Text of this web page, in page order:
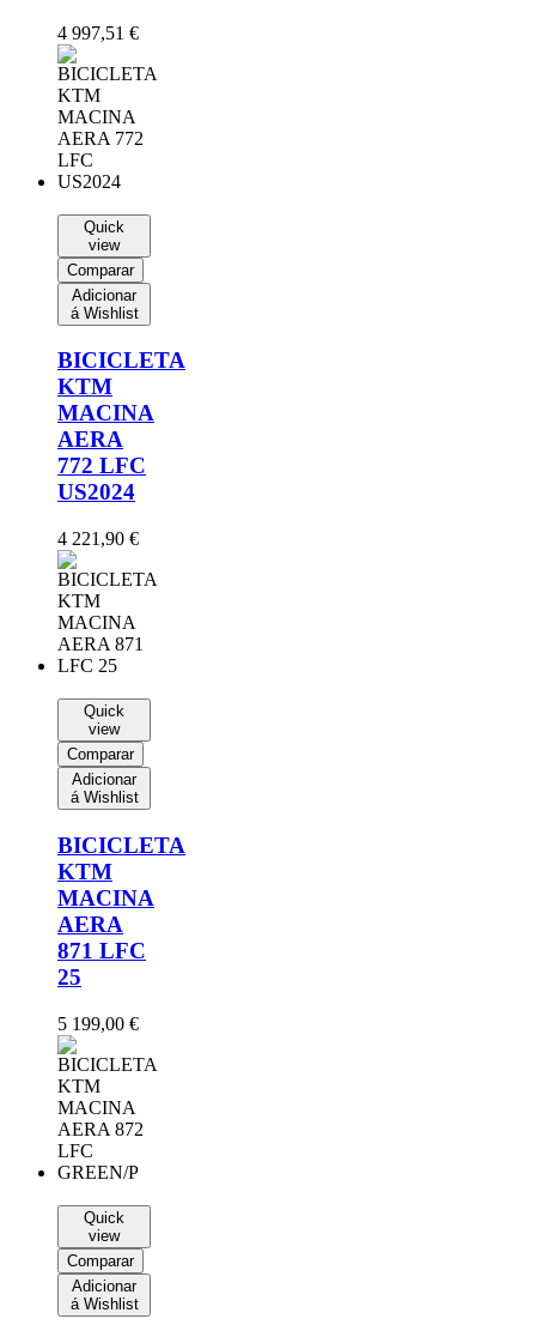
4 997,51 €
Quick
view
Comparar
Adicionar
á Wishlist
BICICLETA
KTM
MACINA
AERA
772 LFC
US2024
4 221,90 €
Quick
view
Comparar
Adicionar
á Wishlist
BICICLETA
KTM
MACINA
AERA
871 LFC
25
5 199,00 €
Quick
view
Comparar
Adicionar
á Wishlist